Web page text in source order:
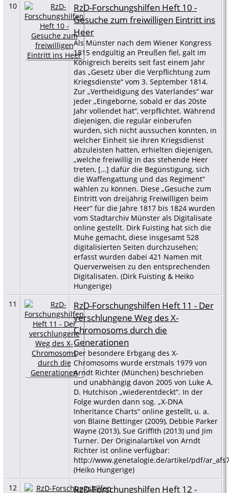
10
RzD-Forschungshilfen Heft 10 -
Gesuche zum freiwilligen Eintritt ins
Heer
Als Münster nach dem Wiener Kongress
1815 endgültig an Preußen fiel, galt im
Königreich bereits seit fast einem Jahr
das „Gesetz über die Verpflichtung zum
Kriegsdienste“ vom 3. September 1814.
Zur „Vertheidigung des Vaterlandes“ war
jeder „Eingeborne, sobald er das 20ste
Jahr vollendet hat“, verpflichtet. Während
diejenigen, die regulär einberufen
wurden, sich nicht aussuchen konnten, in
welcher Einheit sie ihren Kriegsdienst
abzuleisten hatten, erhielten diejenigen,
„welche freiwillig in das stehende Heer
treten, […] dafür die Begünstigung, sich
die Waffengattung und das Regiment“
wählen zu können. Diese „Gesuche zum
Eintritt von dreijährig Freiwilligen beim
Heer“ für die Jahre 1817 bis 1824 wurden
vom Stadtarchiv Münster als Digitalisate
online gestellt. Dirk Fuisting hat sich die
Mühe gemacht, diese insgesamt 528
digitalisierten Seiten durchzusehen;
erfasst wurden dabei 421 Namen mit
Querverweisen zu den entsprechenden
Digitalisaten. (Dirk Fuisting & Heiko
Hungerige)
11
RzD-Forschungshilfen Heft 11 - Der
verschlungene Weg des X-
Chromosoms durch die
Generationen
Der besondere Erbgang des X-
Chromosoms wurde erstmals 1979 von
Arndt Richter (München) beschrieben
und unabhängig davon 2005 von Luke A.
D. Hutchison „wiederentdeckt“. In der
Folge wurden dann sog. „X-DNA
Inheritance Charts“ online gestellt, u. a.
von Blaine Bettinger (2009), Debbie Parker
Wayne (2013), Sue Griffith (2013) und Jim
Turner. Der Originalartikel von Arndt
Richter ist online verfügbar:
http://www.genetalogie.de/artikel/pdf/
(Heiko Hungerige)
12
RzD-Forschungshilfen Heft 12 -